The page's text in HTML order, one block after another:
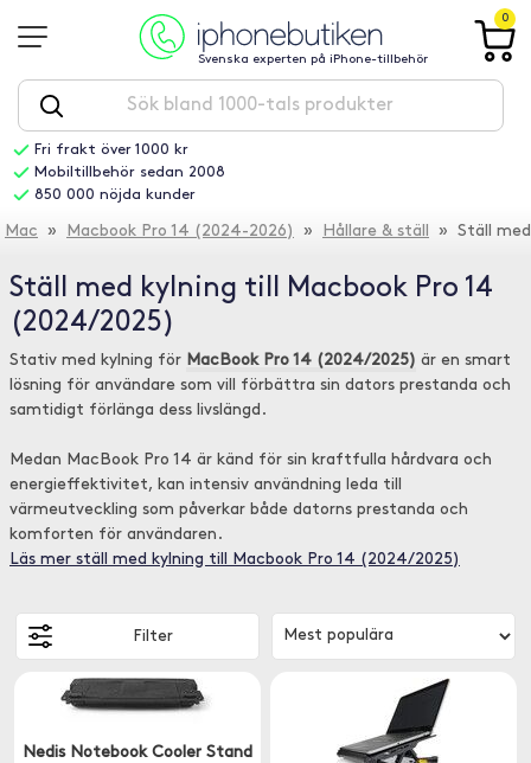
Svenska experten på iPhone-tillbehör
0
Fri frakt över 1000 kr
Mobiltillbehör sedan 2008
850 000 nöjda kunder
Mac » Macbook Pro 14 (2024-2026) » Hållare & ställ » Ställ
Ställ med kylning till Macbook Pro 14
(2024/2025)
Stativ med kylning för MacBook Pro 14 (2024/2025) är en smart
lösning för användare som vill förbättra sin dators prestanda och
samtidigt förlänga dess livslängd.
Medan MacBook Pro 14 är känd för sin kraftfulla hårdvara och
energieffektivitet, kan intensiv användning leda till
värmeutveckling som påverkar både datorns prestanda och
komforten för användaren.
Läs mer ställ med kylning till Macbook Pro 14 (2024/2025)
Filter
Nedis Notebook Cooler Stand